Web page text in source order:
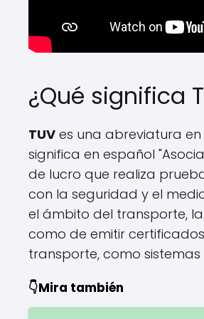
¿Qué significa
TUV es una abreviatura
significa en español
de lucro que realiza
con la seguridad y el
el ámbito del transporte,
como de emitir
transporte, como
👇Mira también